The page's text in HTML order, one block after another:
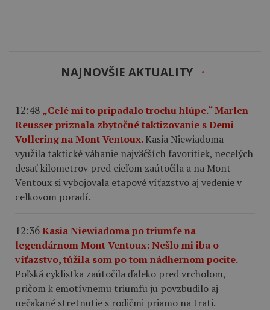
NAJNOVŠIE AKTUALITY
12:48 „Celé mi to pripadalo trochu hlúpe.“ Marlen
Reusser priznala zbytočné taktizovanie s Demi
Vollering na Mont Ventoux.Kasia Niewiadoma
využila taktické váhanie najväčších favoritiek, necelých
desať kilometrov pred cieľom zaútočila a na Mont
Ventoux si vybojovala etapové víťazstvo aj vedenie v
celkovom poradí.
12:36Kasia Niewiadoma po triumfe na
legendárnom Mont Ventoux: Nešlo mi iba o
víťazstvo, túžila som po tom nádhernom pocite.
Poľská cyklistka zaútočila ďaleko pred vrcholom,
pričom k emotívnemu triumfu ju povzbudilo aj
nečakané stretnutie s rodičmi priamo na trati.